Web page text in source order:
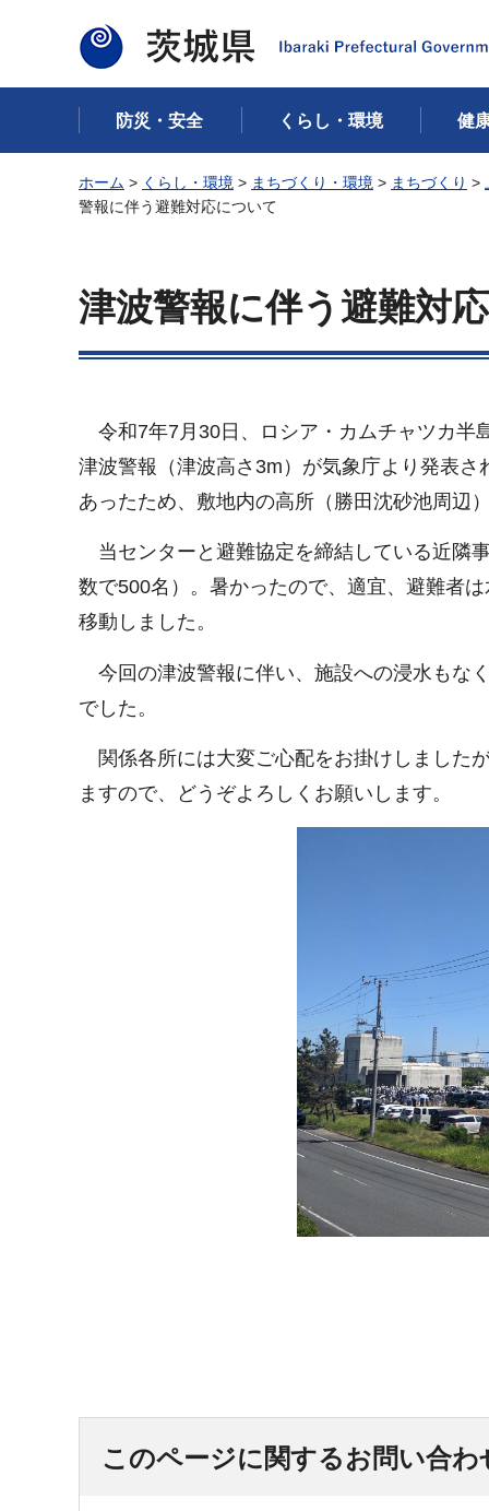
茨城県
防災・安全 くらし・環境 健
ホーム > くらし・環境 > まちづくり・環境 > まちづくり >
警報に伴う避難対応について
津波警報に伴う避難対
令和7年7月30日、ロシア・カムチャツカ半
津波警報（津波高さ3m）が気象庁より発表
あったため、敷地内の高所（勝田沈砂池周辺
当センターと避難協定を締結している近隣
数で500名）。暑かったので、適宜、避難者
移動しました。
今回の津波警報に伴い、施設への浸水もな
でした。
関係各所には大変ご心配をお掛けしました
ますので、どうぞよろしくお願いします。
このページに関するお問い合わ